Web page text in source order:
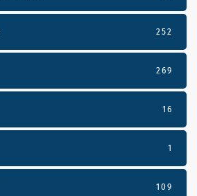
252
269
16
1
109